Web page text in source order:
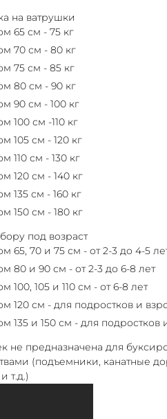
на ватрушки
65 см - 75 кг
70 см - 80 кг
75 см - 85 кг
80 см - 90 кг
90 см - 100 кг
100 см -110 кг
105 см - 120 кг
110 см - 130 кг
120 см - 140 кг
135 см - 160 кг
150 см - 180 кг
под возраст
65, 70 и 75 см - от 2-3 до 4-5
80 и 90 см - от 2-3 до 6-8 лет
100, 105 и 110 см - от 6-8 лет
120 см - для подростков и
135 и 150 см - для подростков
не предназначена для
(подъемники, канатные
т.д.)